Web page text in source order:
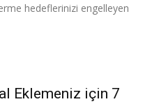
hedeflerinizi engelleyen
Eklemeniz için 7